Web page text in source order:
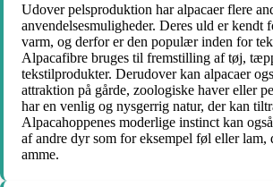
Udover pelsproduktion har alpacaer flere
anvendelsesmuligheder. Deres uld er kendt
varm, og derfor er den populær inden for
Alpacafibre bruges til fremstilling af tøj,
tekstilprodukter. Derudover kan alpacaer
attraktion på gårde, zoologiske haver eller
har en venlig og nysgerrig natur, der kan
Alpacahoppenes moderlige instinct kan
af andre dyr som for eksempel føl eller lam,
amme.